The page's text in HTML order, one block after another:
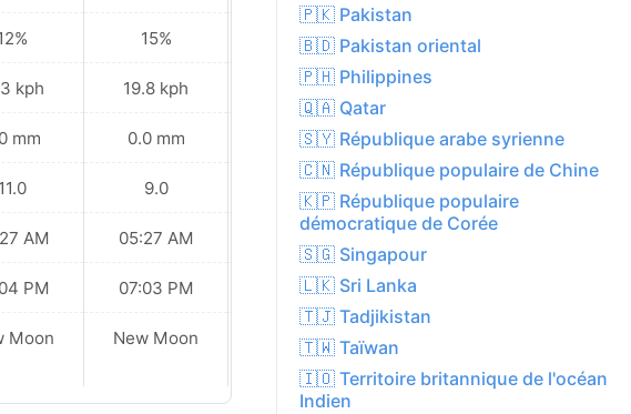
kph
mm
11.0
AM
PM
Moon
15%
19.8 kph
0.0 mm
9.0
05:27 AM
07:03 PM
New Moon
18%
24.8 kph
0.0 mm
9.0
05:28 AM
07:02 PM
Crescent
🇵🇰 Pakistan
🇧🇩 Pakistan oriental
🇵🇭 Philippines
🇶🇦 Qatar
🇸🇾 République arabe syrienne
🇨🇳 République populaire de Chine
🇰🇵 République populaire
démocratique de Corée
🇸🇬 Singapour
🇱🇰 Sri Lanka
🇹🇯 Tadjikistan
🇹🇼 Taïwan
🇮🇴 Territoire britannique de l'océan
Indien